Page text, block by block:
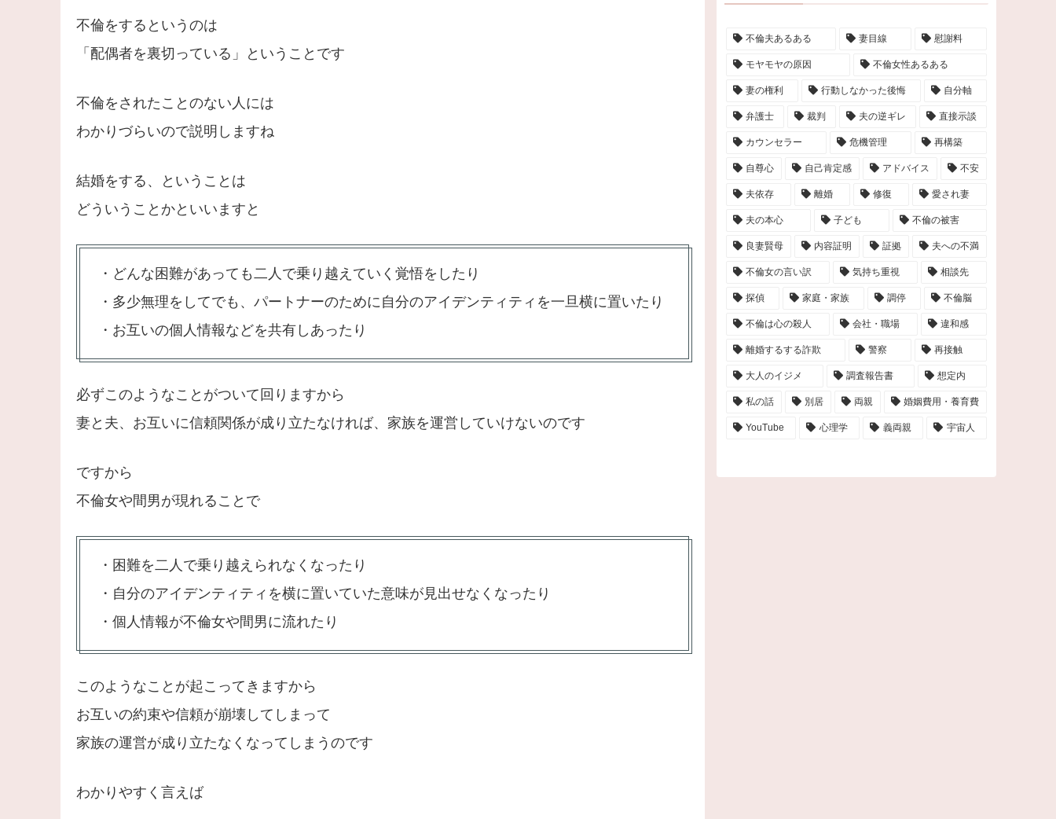
不倫をするというのは
「配偶者を裏切っている」ということです
不倫をされたことのない人には
わかりづらいので説明しますね
結婚をする、ということは
どういうことかといいますと
・どんな困難があっても二人で乗り越えていく覚悟をしたり
・多少無理をしてでも、パートナーのために自分のアイデンティティを一旦横に置いたり
・お互いの個人情報などを共有しあったり
必ずこのようなことがついて回りますから
妻と夫、お互いに信頼関係が成り立たなければ、家族を運営していけないのです
ですから
不倫女や間男が現れることで
・困難を二人で乗り越えられなくなったり
・自分のアイデンティティを横に置いていた意味が見出せなくなったり
・個人情報が不倫女や間男に流れたり
このようなことが起こってきますから
お互いの約束や信頼が崩壊してしまって
家族の運営が成り立たなくなってしまうのです
わかりやすく言えば
不倫夫あるある 妻目線 慰謝料
モヤモヤの原因 不倫女性あるある
妻の権利 行動しなかった後悔 自分軸
弁護士 裁判 夫の逆ギレ 直接示談
カウンセラー 危機管理 再構築
自尊心 自己肯定感 アドバイス 不安
夫依存 離婚 修復 愛され妻
夫の本心 子ども 不倫の被害
良妻賢母 内容証明 証拠 夫への不満
不倫女の言い訳 気持ち重視 相談先
探偵 家庭・家族 調停 不倫脳
不倫は心の殺人 会社・職場 違和感
離婚するする詐欺 警察 再接触
大人のイジメ 調査報告書 想定内
私の話 別居 両親 婚姻費用・養育費
YouTube 心理学 義両親 宇宙人